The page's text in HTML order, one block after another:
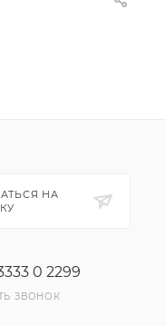
НА
0 2299
ЗВОНОК